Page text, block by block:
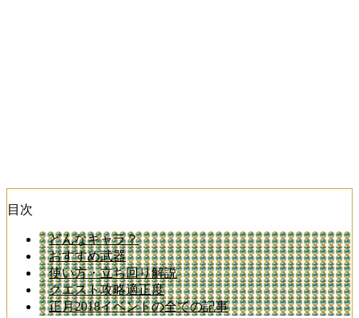
目次
どんなキャラ？
おすすめ武器
使い方・立ち回り解説
クエスト攻略適正度
正月2018イベントの全ての記事